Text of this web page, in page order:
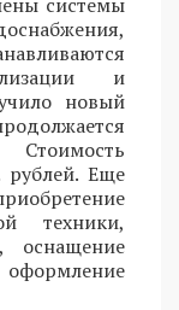
и
новый
Стоимость
рублей. Еще
техники,
оснащение